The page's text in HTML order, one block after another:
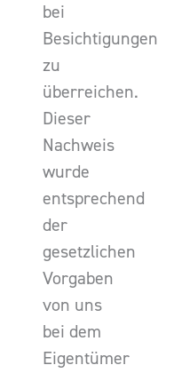
bei
Besichtigungen
zu
überreichen.
Dieser
Nachweis
wurde
entsprechend
der
gesetzlichen
Vorgaben
von uns
bei dem
Eigentümer